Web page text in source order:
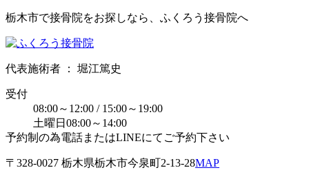
栃木市で接骨院をお探しなら、ふくろう接骨院へ
代表施術者 ： 堀江篤史
受付
08:00～12:00 / 15:00～19:00
土曜日08:00～14:00
予約制の為電話またはLINEにてご予約下さい
〒328-0027 栃⽊県栃⽊市今泉町2-13-28MAP